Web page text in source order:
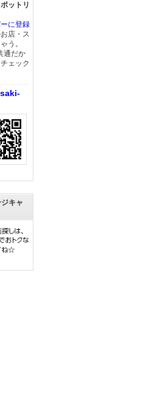
ットリ
に登録
店・ス
う。
通だか
ェック
キャ